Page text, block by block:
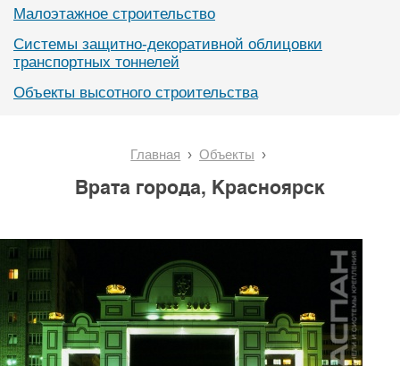
Малоэтажное строительство
Системы защитно-декоративной облицовки
транспортных тоннелей
Объекты высотного строительства
Главная Объекты
Врата города, Красноярск